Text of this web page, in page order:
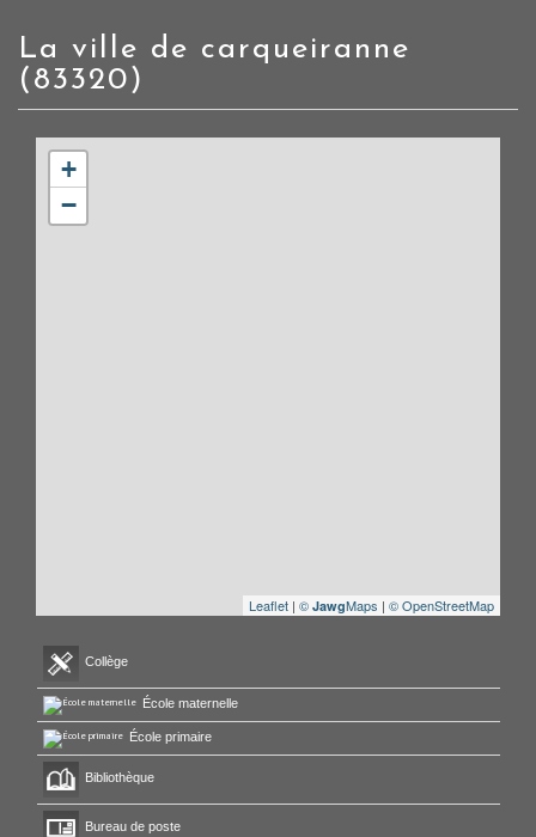
la ville de carqueiranne
(83320)
+
−
Leaflet | © JawgMaps | © OpenStreetMap
Collège
École maternelle
École primaire
Bibliothèque
Bureau de poste